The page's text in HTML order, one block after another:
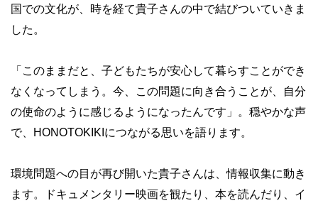
国での文化が、時を経て貴子さんの中で結びついていきま
した。
「このままだと、子どもたちが安心して暮らすことができ
なくなってしまう。今、この問題に向き合うことが、自分
の使命のように感じるようになったんです」。穏やかな声
で、HONOTOKIKIにつながる思いを語ります。
環境問題への目が再び開いた貴子さんは、情報収集に動き
ます。ドキュメンタリー映画を観たり、本を読んだり、イ